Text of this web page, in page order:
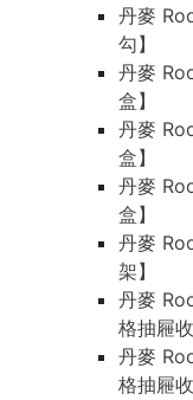
丹麥
勾】
丹麥
盒】
丹麥
盒】
丹麥
盒】
丹麥
架】
丹麥
格抽屜收
丹麥
格抽屜收